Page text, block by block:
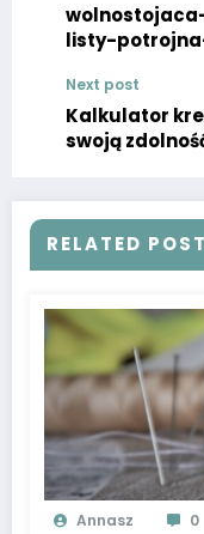
listy-
Next post
Kalkulator
swoją
RELATED
Annasz 0